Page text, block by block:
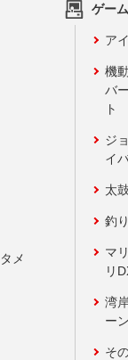
メ
ゲー
ア
機
バ
ト
ジ
イ
太
釣
マ
リ
湾
ー
そ